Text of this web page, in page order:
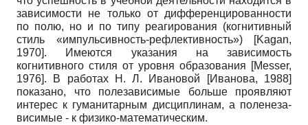
зависимости не только от дифференцированности
по полю, но и по типу реагирования (когнитивный
стиль «импульсивность-рефлективность»)
[Kagan,
1970]. Имеются указания на зависимость
когнитивного стиля от уровня образования [Messer,
1976]. В работах Н. Л. Ивановой [Иванова, 1988]
показано, что полезависимые больше проявляют
интерес к гуманитарным дисциплинам, а поленеза­
висимые - к физико-математическим.